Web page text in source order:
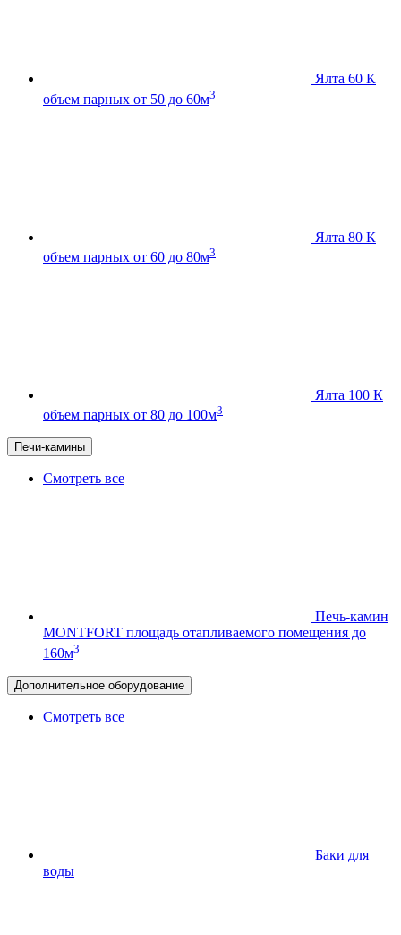
Ялта 60 К
объем парных от 50 до 60м3
Ялта 80 К
объем парных от 60 до 80м3
Ялта 100 К
объем парных от 80 до 100м3
Печи-камины
Смотреть все
Печь-камин
MONTFORT площадь отапливаемого помещения до
160м3
Дополнительное оборудование
Смотреть все
Баки для
воды